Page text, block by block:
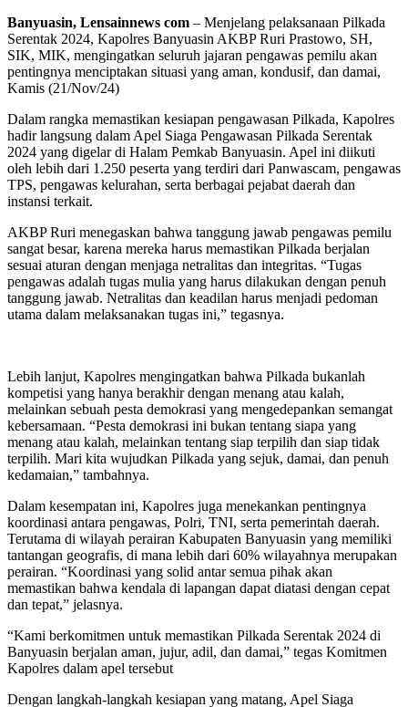
Banyuasin, Lensainnews com – Menjelang pelaksanaan Pilkada
Serentak 2024, Kapolres Banyuasin AKBP Ruri Prastowo, SH,
SIK, MIK, mengingatkan seluruh jajaran pengawas pemilu akan
pentingnya menciptakan situasi yang aman, kondusif, dan damai,
Kamis (21/Nov/24)
Dalam rangka memastikan kesiapan pengawasan Pilkada, Kapolres
hadir langsung dalam Apel Siaga Pengawasan Pilkada Serentak
2024 yang digelar di Halam Pemkab Banyuasin. Apel ini diikuti
oleh lebih dari 1.250 peserta yang terdiri dari Panwascam, pengawas
TPS, pengawas kelurahan, serta berbagai pejabat daerah dan
instansi terkait.
AKBP Ruri menegaskan bahwa tanggung jawab pengawas pemilu
sangat besar, karena mereka harus memastikan Pilkada berjalan
sesuai aturan dengan menjaga netralitas dan integritas. “Tugas
pengawas adalah tugas mulia yang harus dilakukan dengan penuh
tanggung jawab. Netralitas dan keadilan harus menjadi pedoman
utama dalam melaksanakan tugas ini,” tegasnya.
Lebih lanjut, Kapolres mengingatkan bahwa Pilkada bukanlah
kompetisi yang hanya berakhir dengan menang atau kalah,
melainkan sebuah pesta demokrasi yang mengedepankan semangat
kebersamaan. “Pesta demokrasi ini bukan tentang siapa yang
menang atau kalah, melainkan tentang siap terpilih dan siap tidak
terpilih. Mari kita wujudkan Pilkada yang sejuk, damai, dan penuh
kedamaian,” tambahnya.
Dalam kesempatan ini, Kapolres juga menekankan pentingnya
koordinasi antara pengawas, Polri, TNI, serta pemerintah daerah.
Terutama di wilayah perairan Kabupaten Banyuasin yang memiliki
tantangan geografis, di mana lebih dari 60% wilayahnya merupakan
perairan. “Koordinasi yang solid antar semua pihak akan
memastikan bahwa kendala di lapangan dapat diatasi dengan cepat
dan tepat,” jelasnya.
“Kami berkomitmen untuk memastikan Pilkada Serentak 2024 di
Banyuasin berjalan aman, jujur, adil, dan damai,” tegas Komitmen
Kapolres dalam apel tersebut
Dengan langkah-langkah kesiapan yang matang, Apel Siaga